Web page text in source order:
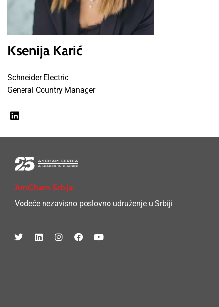
Ksenija Karić
Schneider Electric
General Country Manager
AmCham Srbija
Vodeće nezavisno poslovno udruženje u Srbiji